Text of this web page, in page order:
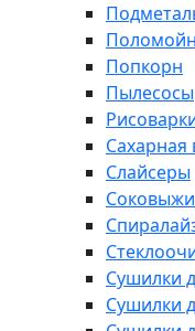
Попкорн
Пылесосы
Сахарная
Слайсеры
Сушилки
Сушилки